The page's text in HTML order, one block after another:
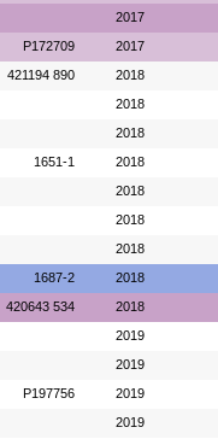
2017
P172709 2017
421194 890 2018
2018
2018
1651-1 2018
2018
2018
2018
1687-2 2018
420643 534 2018
2019
2019
P197756 2019
2019